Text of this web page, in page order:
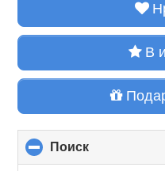
В
Поиск
to